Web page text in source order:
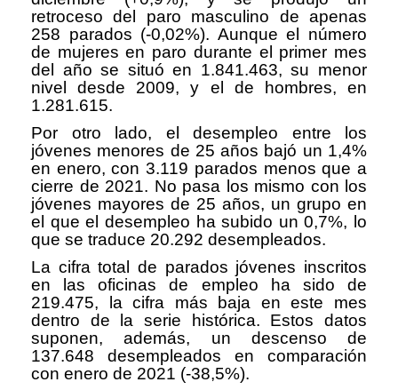
retroceso del paro masculino de apenas
258 parados (-0,02%). Aunque el número
de mujeres en paro durante el primer mes
del año se situó en 1.841.463, su menor
nivel desde 2009, y el de hombres, en
1.281.615.
Por otro lado, el desempleo entre los
jóvenes menores de 25 años bajó un 1,4%
en enero, con 3.119 parados menos que a
cierre de 2021. No pasa los mismo con los
jóvenes mayores de 25 años, un grupo en
el que el desempleo ha subido un 0,7%, lo
que se traduce 20.292 desempleados.
La cifra total de parados jóvenes inscritos
en las oficinas de empleo ha sido de
219.475, la cifra más baja en este mes
dentro de la serie histórica. Estos datos
suponen, además, un descenso de
137.648 desempleados en comparación
con enero de 2021 (-38,5%).